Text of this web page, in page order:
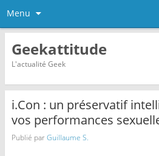
Menu
Geekattitude
L'actualité Geek
i.Con : un préservatif
vos performances
Publié parGuillaume S.